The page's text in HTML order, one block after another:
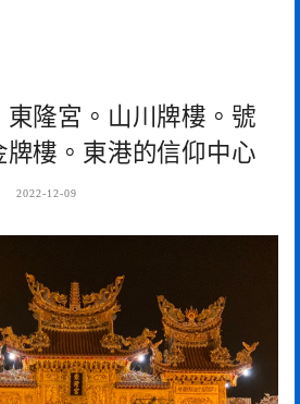
東隆宮。山川牌樓。號
樓。東港的信仰中心
2022-12-09